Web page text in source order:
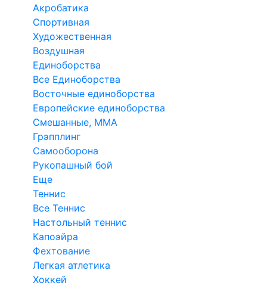
Акробатика
Спортивная
Художественная
Воздушная
Единоборства
Все Единоборства
Восточные единоборства
Европейские единоборства
Смешанные, ММА
Грэпплинг
Самооборона
Рукопашный бой
Еще
Теннис
Все Теннис
Настольный теннис
Капоэйра
Фехтование
Легкая атлетика
Хоккей